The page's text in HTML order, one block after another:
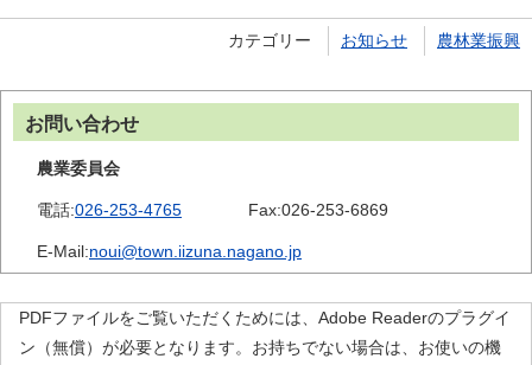
カテゴリー お知らせ 農林業振興
お問い合わせ
農業委員会
電話:026-253-4765 Fax:026-253-6869
E-Mail:noui@town.iizuna.nagano.jp
PDFファイルをご覧いただくためには、Adobe Readerのプラグイ
ン（無償）が必要となります。お持ちでない場合は、お使いの機